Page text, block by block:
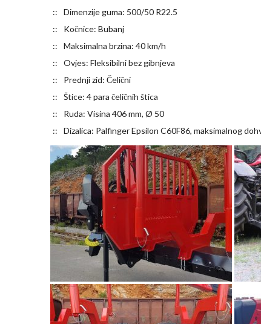
Dimenzije guma: 500/50 R22.5
Kočnice: Bubanj
Maksimalna brzina: 40 km/h
Ovjes: Fleksibilni bez gibnjeva
Prednji zid: Čelični
Štice: 4 para čeličnih štica
Ruda: Visina 406 mm, Ø 50
Dizalica: Palfinger Epsilon C60F86, maksimalnog